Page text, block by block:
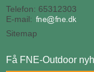
Telefon: 65312303
E-mail:
Sitemap
Få FNE-Outdoor